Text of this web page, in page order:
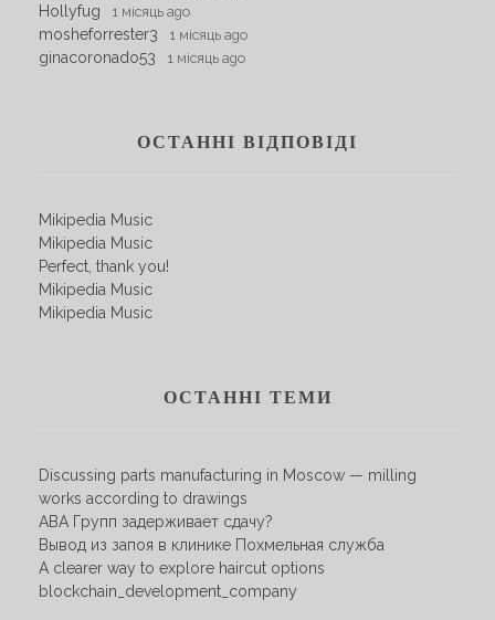
Hollyfug 1 місяць ago
mosheforrester3 1 місяць ago
ginacoronado53 1 місяць ago
ОСТАННІ ВІДПОВІДІ
Mikipedia Music
Mikipedia Music
Perfect, thank you!
Mikipedia Music
Mikipedia Music
ОСТАННІ ТЕМИ
Discussing parts manufacturing in Moscow — milling
works according to drawings
АВА Групп задерживает сдачу?
Вывод из запоя в клинике Похмельная служба
A clearer way to explore haircut options
blockchain_development_company